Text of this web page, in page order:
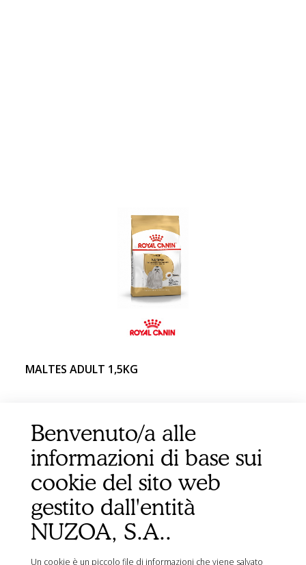
MALTES ADULT 1,5KG
Benvenuto/a alle
informazioni di base sui
cookie del sito web
gestito dall'entità
NUZOA, S.A..
Un cookie è un piccolo file di informazioni che viene salvato